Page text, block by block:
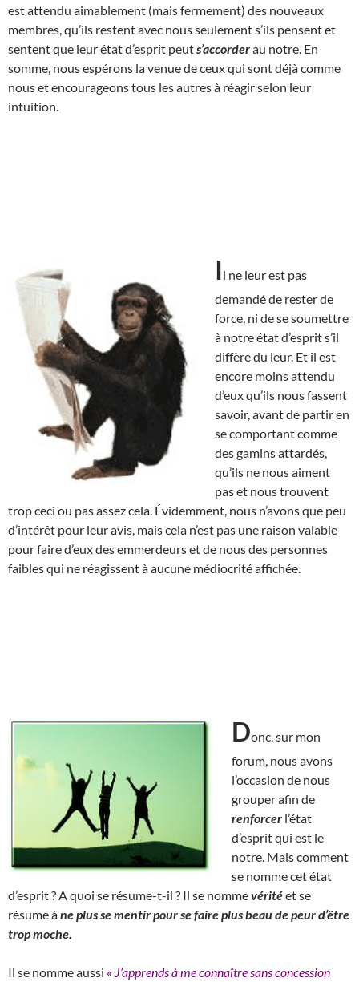
est attendu aimablement (mais fermement) des nouveaux
membres, qu’ils restent avec nous seulement s’ils pensent et
sentent que leur état d’esprit peuts’accorderau notre. En
somme, nous espérons la venue de ceux qui sont déjà comme
nous et encourageons tous les autres à réagir selon leur
intuition.
Il ne leur est pas
demandé de rester de
force, ni de se soumettre
à notre état d’esprit s’il
diffère du leur. Et il est
encore moins attendu
d’eux qu’ils nous fassent
savoir, avant de partir en
se comportant comme
des gamins attardés,
qu’ils ne nous aiment
pas et nous trouvent
trop ceci ou pas assez cela. Évidemment, nous n’avons que peu
d’intérêt pour leur avis, mais cela n’est pas une raison valable
pour faire d’eux des emmerdeurs et de nous des personnes
faibles qui ne réagissent à aucune médiocrité affichée.
Donc, sur mon
forum, nous avons
l’occasion de nous
grouper afin de
renforcer l’état
d’esprit qui est le
notre. Mais comment
se nomme cet état
d’esprit ? A quoi se résume-t-il ? Il se nommevéritéet se
résume àne plus se mentir pour se faire plus beau de peur d’être
trop moche.
Il se nomme aussi « J’apprends à me connaître sans concession